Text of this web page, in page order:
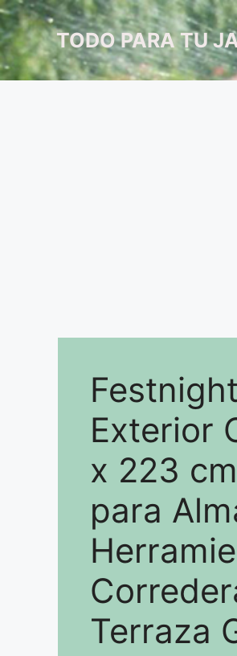
Saltar
al
contenidoTODO PARA TU
Exterior
x 223
para
Terraza